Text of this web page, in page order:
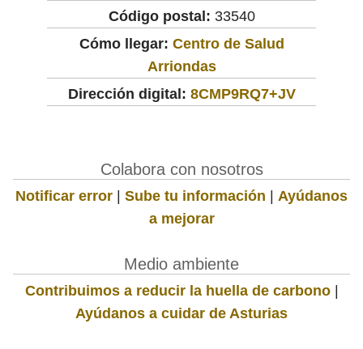
Código postal: 33540
Cómo llegar: Centro de Salud
Arriondas
Dirección digital: 8CMP9RQ7+JV
Colabora con nosotros
Notificar error | Sube tu información | Ayúdanos
a mejorar
Medio ambiente
Contribuimos a reducir la huella de carbono|
Ayúdanos a cuidar de Asturias